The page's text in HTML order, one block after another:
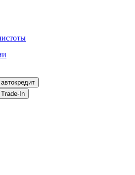
на автокредит
на Trade-In